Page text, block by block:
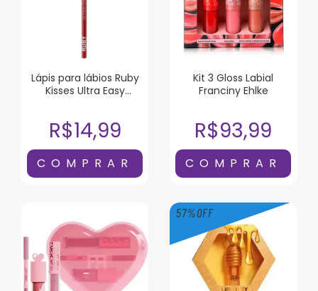
Lápis para lábios Ruby
Kisses Ultra Easy
R$14,99
Kit 3 Gloss Labial
Franciny Ehlke
R$93,99
57%OFF